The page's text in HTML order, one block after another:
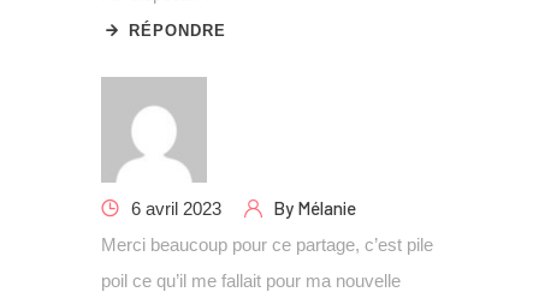
RÉPONDRE
6 avril 2023 By Mélanie
Merci beaucoup pour ce partage, c’est pile
poil ce qu’il me fallait pour ma nouvelle